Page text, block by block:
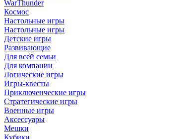
WarThunder
Космос
Настольные игры
Настольные игры
Детские игры
Развивающие
Для всей семьи
Для компании
Логические игры
Игры-квесты
Приключенческие игры
Стратегические игры
Военные игры
Аксессуары
Мешки
Кубики